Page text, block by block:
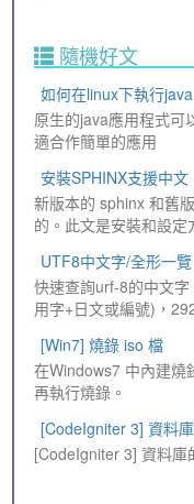
隨機好文
如何在linux下執行java
原生的java應用程式可
適合作簡單的應用
安裝SPHINX支援中文
新版本的 sphinx 和舊
的。此文是安裝和設定
UTF8中文字/全形一覽
快速查詢urf-8的中文
用字+日文或編號)，
[Win7] 燒錄 iso 檔
在Windows7 中內建燒
再執行燒錄。
[CodeIgniter 3] 資料
[CodeIgniter 3] 資料庫